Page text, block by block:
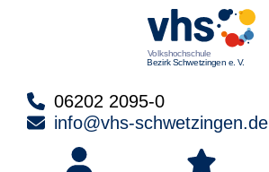
06202 2095-0
info@vhs-schwetzingen.de